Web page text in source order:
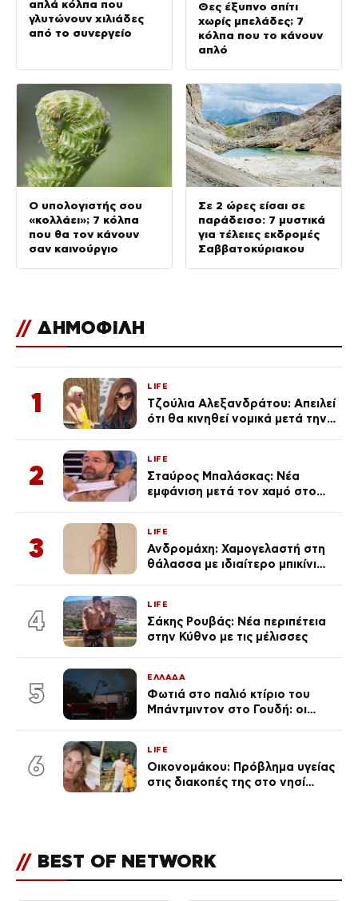
απλά κόλπα που
γλυτώνουν χιλιάδες
από το συνεργείο
Θες έξυπνο σπίτι
χωρίς μπελάδες; 7
κόλπα που το κάνουν
απλό
Ο υπολογιστής σου
«κολλάει»; 7 κόλπα
που θα τον κάνουν
σαν καινούργιο
Σε 2 ώρες είσαι σε
παράδεισο: 7 μυστικά
για τέλειες εκδρομές
Σαββατοκύριακου
// ΔΗΜΟΦΙΛΗ
1
LIFE
Τζούλια Αλεξανδράτου: Απειλεί
ότι θα κινηθεί νομικά μετά την
2
LIFE
Σταύρος Μπαλάσκας: Νέα
εμφάνιση μετά τον χαμό στο
3
LIFE
Ανδρομάχη: Χαμογελαστή στη
θάλασσα με ιδιαίτερο μπικίνι
4
LIFE
Σάκης Ρουβάς: Νέα περιπέτεια
στην Κύθνο με τις μέλισσες
5
ΕΛΛΑΔΑ
Φωτιά στο παλιό κτίριο του
Μπάντμιντον στο Γουδή: οι
πλήθος ελλείψεων και σοβαρών
κενών»
6
LIFE
Οικονομάκου: Πρόβλημα υγείας
στις διακοπές της στο νησί
// BEST OF NETWORK